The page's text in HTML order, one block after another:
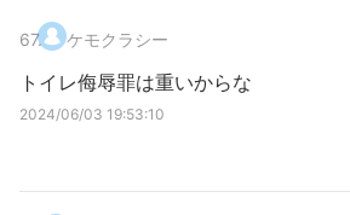
67. ケモクラシー
トイレ侮辱罪は重いからな
2024/06/03 19:53:10